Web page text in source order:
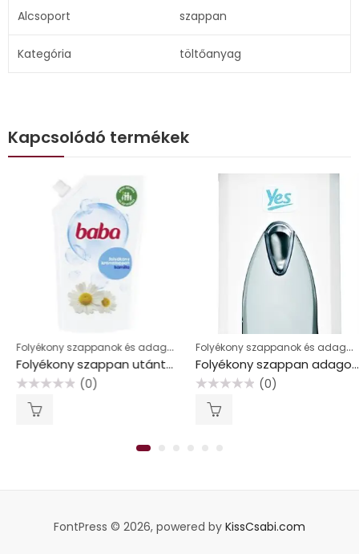
Alcsoport szappan
Kategória töltőanyag
Kapcsolódó termékek
Folyékony szappanok és adagolók
Folyékony szappan utántöltő, 0,5 l, BABA, kamilla
(0)
Folyékony szappanok és adagolók
Folyékony szappan adagoló, “Yes”
(0)
FontPress © 2026, powered by KissCsabi.com